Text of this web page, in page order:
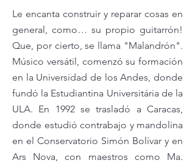
Le encanta construir y reparar cosas en
general, como… su propio guitarrón!
Que, por cierto, se llama "Malandrón".
Músico versátil, comenzó su formación
en la Universidad de los Andes, donde
fundó la Estudiantina Universitária de la
ULA. En 1992 se trasladó a Caracas,
donde estudió contrabajo y mandolina
en el Conservatorio Simón Bolívar y en
Ars Nova, con maestros como Ma.